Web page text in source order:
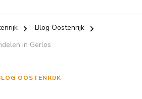
Blog Oostenrijk
in Gerlos
OOSTENRIJK